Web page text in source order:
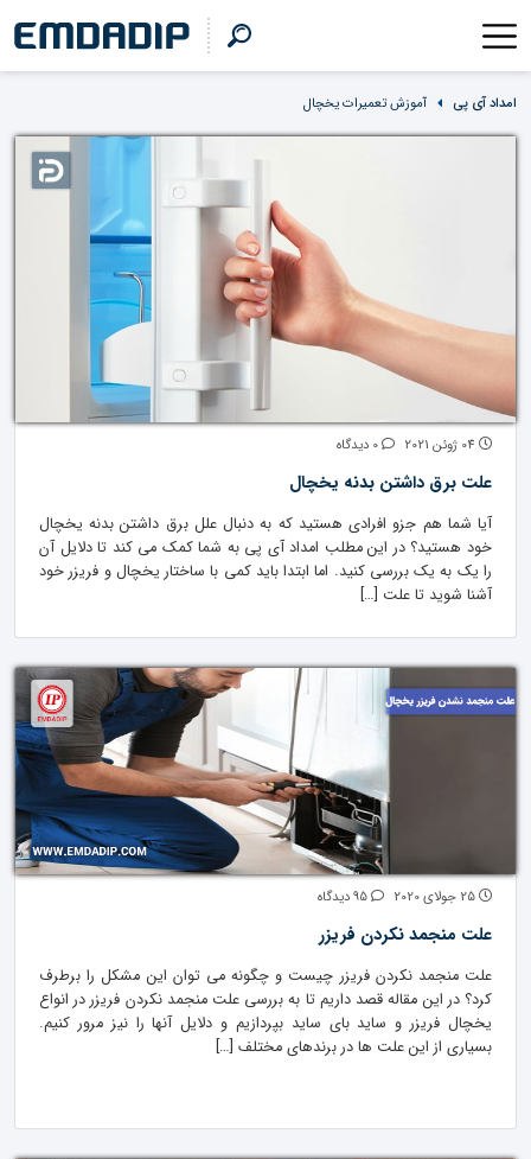
امداد آی پی آموزش تعمیرات یخچال
علت برق داشتن بدنه یخچال
آیا شما هم جزو افرادی هستید که به دنبال علل برق داشتن بدنه یخچال
خود هستید؟ در این مطلب امداد آی پی به شما کمک می کند تا دلایل آن
را یک به یک بررسی کنید. اما ابتدا باید کمی با ساختار یخچال و فریزر خود
آشنا شوید تا علت […]
علت منجمد نکردن فریزر
علت منجمد نکردن فریزر چیست و چگونه می توان این مشکل را برطرف
کرد؟ در این مقاله قصد داریم تا به بررسی علت منجمد نکردن فریزر در انواع
یخچال فریزر و ساید بای ساید بپردازیم و دلایل آنها را نیز مرور کنیم.
بسیاری از این علت ها در برندهای مختلف […]